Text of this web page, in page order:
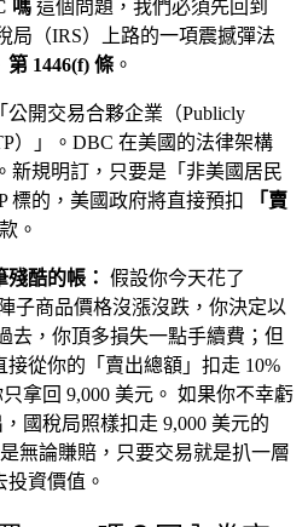
嗎 這個問題，我們必須先回到
局（IRS）上路的一項震撼彈法
第 1446(f) 條 。
開交易合夥企業（Publicly
）」。DBC 在美國的法律架構
新規明訂，只要是「非美國居民
標的，美國政府將直接預扣
「賣
。
酷的帳： 假設你今天花了
子商品價格沒漲沒跌，你決定以
去，你頂多損失一點手續費；但
從你的「賣出總額」扣走 10%
只拿回 9,000 美元。 如果你不幸虧
國稅局照樣扣走 9,000 美元的
無論賺賠，只要交易就是扒一層
資價值。